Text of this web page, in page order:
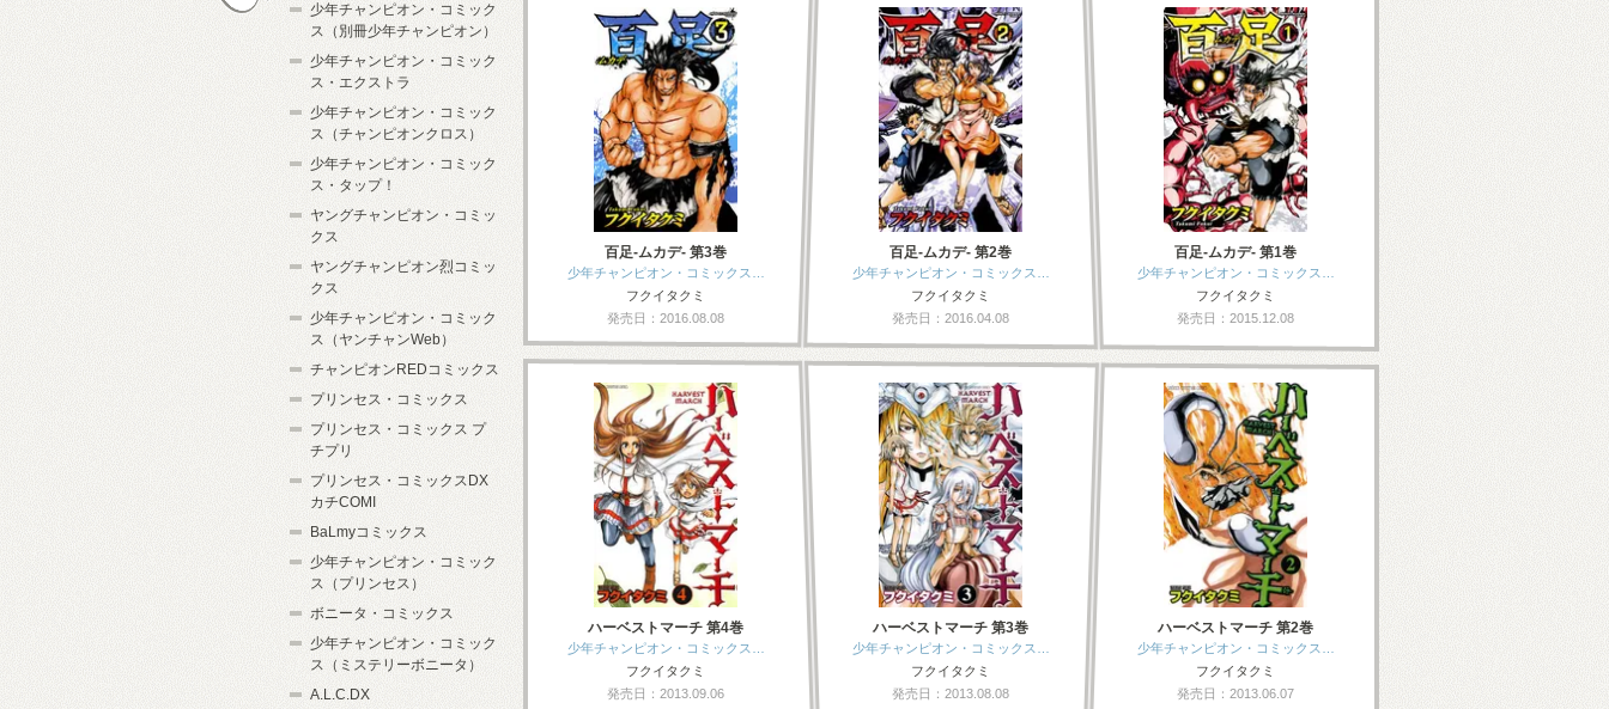
百足-ムカデ- 第3巻
少年チャンピオン・コミックス…
フクイタクミ
発売日：2016.08.08
百足-ムカデ- 第2巻
少年チャンピオン・コミックス…
フクイタクミ
発売日：2016.04.08
百足-ムカデ- 第1巻
少年チャンピオン・コミックス…
フクイタクミ
発売日：2015.12.08
ハーベストマーチ 第4巻
少年チャンピオン・コミックス…
フクイタクミ
発売日：2013.09.06
ハーベストマーチ 第3巻
少年チャンピオン・コミックス…
フクイタクミ
発売日：2013.08.08
ハーベストマーチ 第2巻
少年チャンピオン・コミックス…
フクイタクミ
発売日：2013.06.07
少年チャンピオン・コミック
ス（別冊少年チャンピオン）
少年チャンピオン・コミック
ス・エクストラ
少年チャンピオン・コミック
ス（チャンピオンクロス）
少年チャンピオン・コミック
ス・タップ！
ヤングチャンピオン・コミッ
クス
ヤングチャンピオン烈コミッ
クス
少年チャンピオン・コミック
ス（ヤンチャンWeb）
チャンピオンREDコミックス
プリンセス・コミックス
プリンセス・コミックス プ
チプリ
プリンセス・コミックスDX
カチCOMI
BaLmyコミックス
少年チャンピオン・コミック
ス（プリンセス）
ボニータ・コミックス
少年チャンピオン・コミック
ス（ミステリーボニータ）
A.L.C.DX